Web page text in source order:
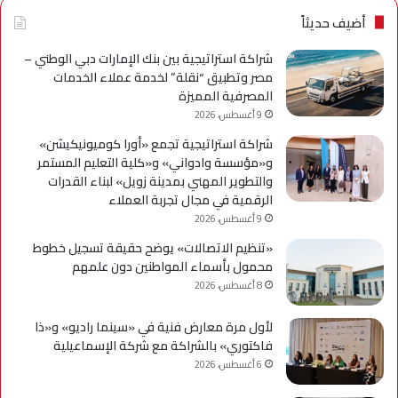
أضيف حديثاً
شراكة استراتيجية بين بنك الإمارات دبي الوطني –
مصر وتطبيق “نقلة” لخدمة عملاء الخدمات
المصرفية المميزة
9 أغسطس، 2026
شراكة استراتيجية تجمع «أورا كوميونيكيشن»
و«مؤسسة وادواني» و«كلية التعليم المستمر
والتطوير المهني بمدينة زويل» لبناء القدرات
الرقمية في مجال تجربة العملاء
9 أغسطس، 2026
«تنظيم الاتصالات» يوضح حقيقة تسجيل خطوط
محمول بأسماء المواطنين دون علمهم
8 أغسطس، 2026
لأول مرة معارض فنية في «سينما راديو» و«ذا
فاكتوري» بالشراكة مع شركة الإسماعيلية
6 أغسطس، 2026